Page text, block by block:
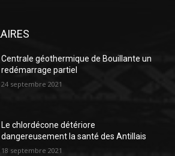
Centrale géothermique de Bouillante un
redémarrage partiel
24 septembre 2021
Le chlordécone détériore
dangereusement la santé des Antillais
18 septembre 2021